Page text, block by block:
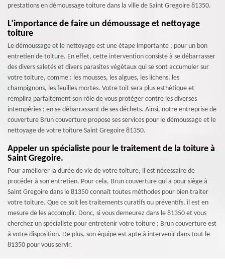
prestations en démoussage toiture dans la ville de Saint Gregoire 81350.
L’importance de faire un démoussage et nettoyage
toiture
Le démoussage et le nettoyage est une étape importante ; pour un bon
entretien de toiture. En effet, cette intervention consiste à se débarrasser
des divers saletés et divers parasites végétaux qui se sont accumuler sur
votre toiture, comme : les mousses, les algues, les lichens, les
champignons, les feuilles mortes. Votre toit sera plus esthétique et
remplira parfaitement son rôle de vous protéger contre les diverses
intempéries ; en se débarrassant de ses déchets. Ainsi, notre entreprise de
couverture Brun couverture propose ses services pour le démoussage et le
nettoyage de votre toiture Saint Gregoire 81350.
Appeler un spécialiste pour le traitement de la toiture à
Saint Gregoire.
Pour améliorer la durée de vie de votre toiture, il est nécessaire de
procéder à son entretien. Pour cela, Brun couverture qui a pour siège à
Saint Gregoire dans le 81350 connaît toutes méthodes pour bien traiter
votre toiture. Que ce soit les traitements curatifs ou préventifs, il est en
mesure de les accomplir. Donc, si vous demeurez dans le 81350 et vous
cherchez un spécialiste pour entretenir votre toiture ; Brun couverture est
à votre disposition. De plus, son équipe est apte à intervenir dans tout le
81350 pour vous servir.